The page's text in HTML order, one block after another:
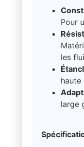
Pour
les
haute
large